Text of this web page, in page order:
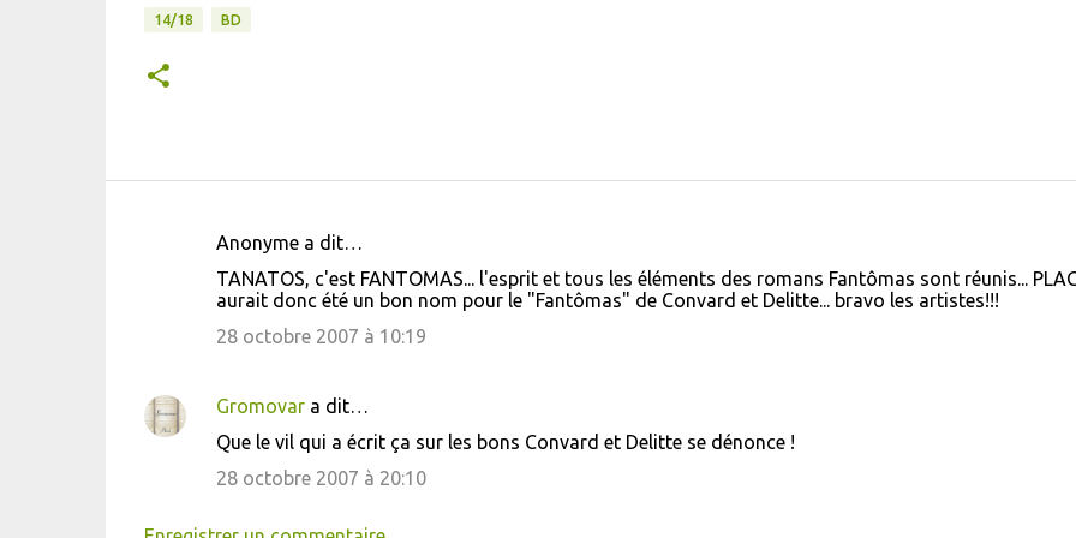
14/18 BD
e
n
i
Anonyme a dit…
TANATOS, c'est FANTOMAS... l'esprit et tous les éléments des romans Fantômas sont réunis...
aurait donc été un bon nom pour le "Fantômas" de Convard et Delitte... bravo les artistes!!!
28 octobre 2007 à 10:19
Gromovara dit…
Que le vil qui a écrit ça sur les bons Convard et Delitte se dénonce !
28 octobre 2007 à 20:10